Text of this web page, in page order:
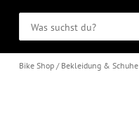
Bike Shop Bekleidung & Schuhe